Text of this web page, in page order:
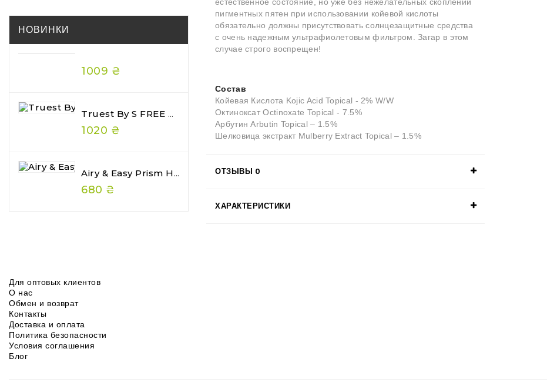
НОВИНКИ
1009 ₴
Truest By S FREE Acid & Heat Care Hair Mask Premium 180 Г — Преміальна Відновлювальна Маска Для Волосся
1020 ₴
Airy & Easy Prism Hair Gelee — Глянцеве Желе Для Волосся З Ефектом Wet Hair
680 ₴
пигментных пятен при использовании койевой кислоты
обязательно должны присутствовать солнцезащитные средства
с очень надежным ультрафиолетовым фильтром. Загар в этом
случае строго воспрещен!
Состав
Койевая Кислота Kojic Acid Topical - 2% W/W
Октиноксат Octinoxate Topical - 7.5%
Арбутин Arbutin Topical – 1.5%
Шелковица экстракт Mulberry Extract Topical – 1.5%
ОТЗЫВЫ 0
ХАРАКТЕРИСТИКИ
Для оптовых клиентов
О нас
Обмен и возврат
Контакты
Доставка и оплата
Политика безопасности
Условия соглашения
Блог